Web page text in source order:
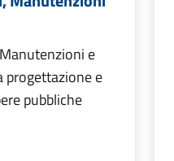
e
progettazione e
pubbliche